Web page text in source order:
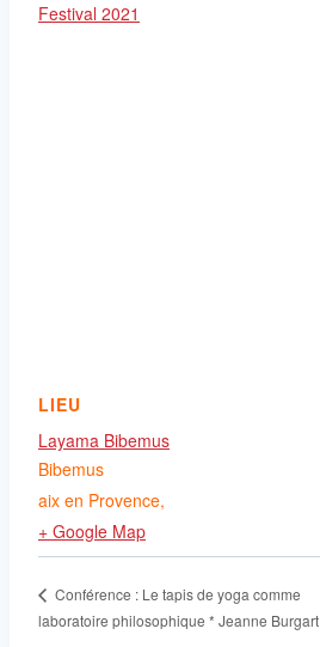
Festival 2021
LIEU
Layama Bibemus
Bibemus
aix en Provence,
+ Google Map
Conférence : Le tapis de yoga comme
laboratoire philosophique * Jeanne Burgart